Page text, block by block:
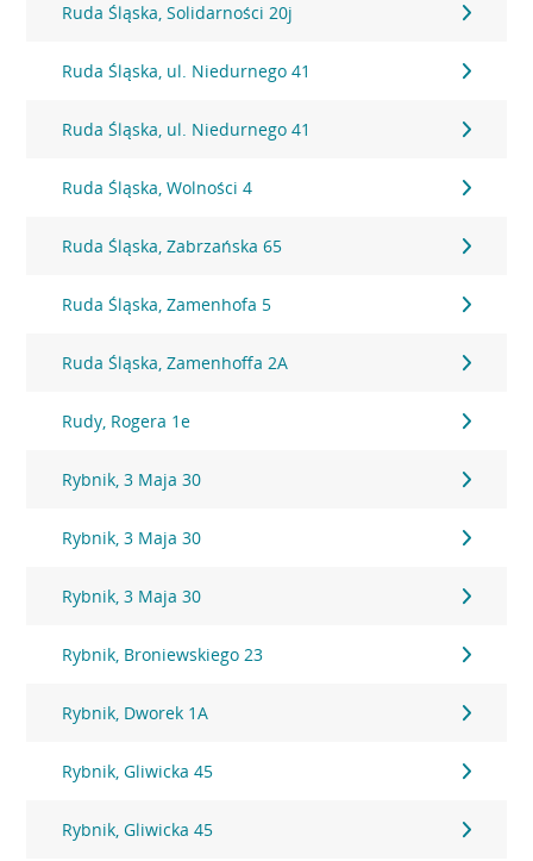
Ruda Śląska, Solidarności 20j
Ruda Śląska, ul. Niedurnego 41
Ruda Śląska, ul. Niedurnego 41
Ruda Śląska, Wolności 4
Ruda Śląska, Zabrzańska 65
Ruda Śląska, Zamenhofa 5
Ruda Śląska, Zamenhoffa 2A
Rudy, Rogera 1e
Rybnik, 3 Maja 30
Rybnik, 3 Maja 30
Rybnik, 3 Maja 30
Rybnik, Broniewskiego 23
Rybnik, Dworek 1A
Rybnik, Gliwicka 45
Rybnik, Gliwicka 45